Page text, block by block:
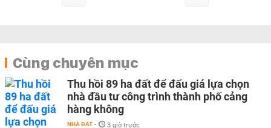
Cùng chuyên mục
Thu hồi 89 ha đất để đấu giá lựa chọn
nhà đầu tư công trình thành phố cảng
hàng không
NHÀ ĐẤT - 3 giờ trước